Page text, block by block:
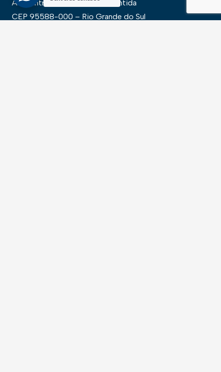
Av. Central, 1510, loja 02 – Atlântida
CEP 95588-000 – Rio Grande do Sul